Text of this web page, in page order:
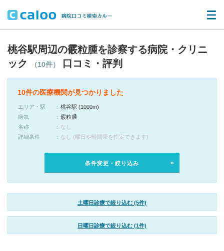
桃谷駅周辺の霰粒腫を診察する病院・クリニ
ック
（10件） 口コミ・評判
10件の医療機関が見つかりました
エリア・駅
桃谷駅 (1000m)
病気
霰粒腫
名称
なし
詳細条件
なし (曜日や時間帯を指定できます)
条件変更・絞り込み
土曜日診療で絞り込む (5件)
日曜日診療で絞り込む (1件)